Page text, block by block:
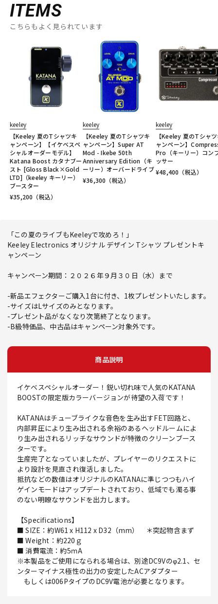
ITEMS
こちらもよく見られています
keeley
【Keeley 夏のTシャツキ
ャンペーン】【イケベスペ
シャルオーダーモデル】
Katana Boost カタナブー
スト [Gloss Black×Gold
LTD]（keeley キーリー）
ブースター
¥35,200 （税込）
keeley
【Keeley 夏のTシャツキ
ャンペーン】Super AT
Mod - Ikebe 50th
Anniversary Edition（キ
ーリー）オーバードライブ
¥36,300 （税込）
keeley
【Keeley 夏のTシャ
ャンペーン】
Pro（キーリー）コン
ッサー
¥48,400 （税込）
「この夏のライブもKeeleyで攻めろ！」
Keeley Electronics オリジナル デザイン Tシャツ プレゼントキ
ャンペーン
キャンペーン期間：２０２６年９月３０日（水）まで
-新品エフェクターご購入1台に付き、1枚プレゼントいたします。
-サイズはLサイズのみとなります。
-プレゼント品がなくなり次第終了となります。
-B級特価品、中古品はキャンペーン対象外です。
商品説明
イケベスペシャルオーダー！鋭い切れ味で人気のKATANA
BOOSTの限定版カラーバージョンが待望の入荷です！
KATANAはチューブライクな音色を生み出すFET回路と、
内部昇圧により生み出される余裕のあるヘッドルームによ
り生み出されるリッチなサウンドが特徴のクリーンブース
ターです。
生産完了となっていましたが、プレイヤーのリクエストに
より設計を見直され復活しました。
抵抗などの数値はオリジナルのKATANAに準じつつもハイ
ゲインモードはアップデートされており、低域でも濁る事
のない明瞭なサウンドを出力します。
【Specifications】
■ SIZE：約W61 x H112 x D32（mm） ＊突起物含まず
■ Weight：約220ｇ
■ 消費電流：約5ｍA
※本製品をご使用になられる場合は、別途DC9Vのφ2.1、セ
ンターマイナス極性の出力の安定したACアダプター
もしくは006PタイプのDC9V電池が必要となります。